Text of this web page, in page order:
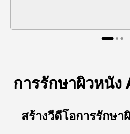
การรักษาผิวหนัง
สร้างวีดีโอการรักษ